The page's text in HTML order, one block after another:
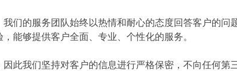
们的服务团队始终以热情和耐心的态度回答客户的问
能够提供客户全面、专业、个性化的服务。
此我们坚持对客户的信息进行严格保密，不向任何第